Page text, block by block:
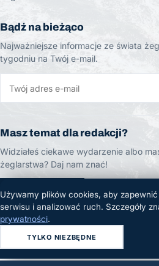
Bądź na bieżąco
Najważniejsze informacje ze świata
tygodniu na Twój e-mail.
Masz temat dla redakcji?
Widziałeś ciekawe wydarzenie albo
żeglarstwa? Daj nam znać!
ZGŁOŚ TEMAT
© 2026 Żeglarski.info. Wszelkie prawa
Używamy plików cookies, aby zapewnić
serwisu i analizować ruch. Szczegóły
prywatności.
TYLKO NIEZBĘDNE